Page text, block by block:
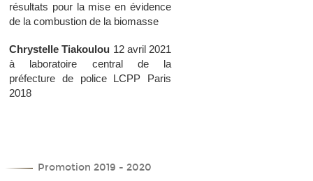
résultats pour la mise en évidence
de la combustion de la biomasse
Chrystelle Tiakoulou 12 avril 2021
à laboratoire central de la
préfecture de police LCPP Paris
2018
Promotion 2019 - 2020